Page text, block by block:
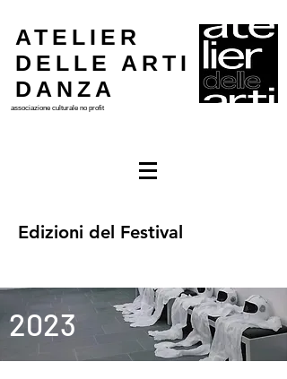
ATELIER
DELLE ARTI
DANZA
associazione culturale no profit
Edizioni del Festival
2023